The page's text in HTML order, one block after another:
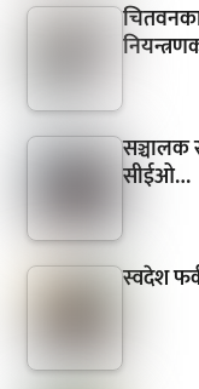
सञ्चालक
सीईओ…
स्वदेश